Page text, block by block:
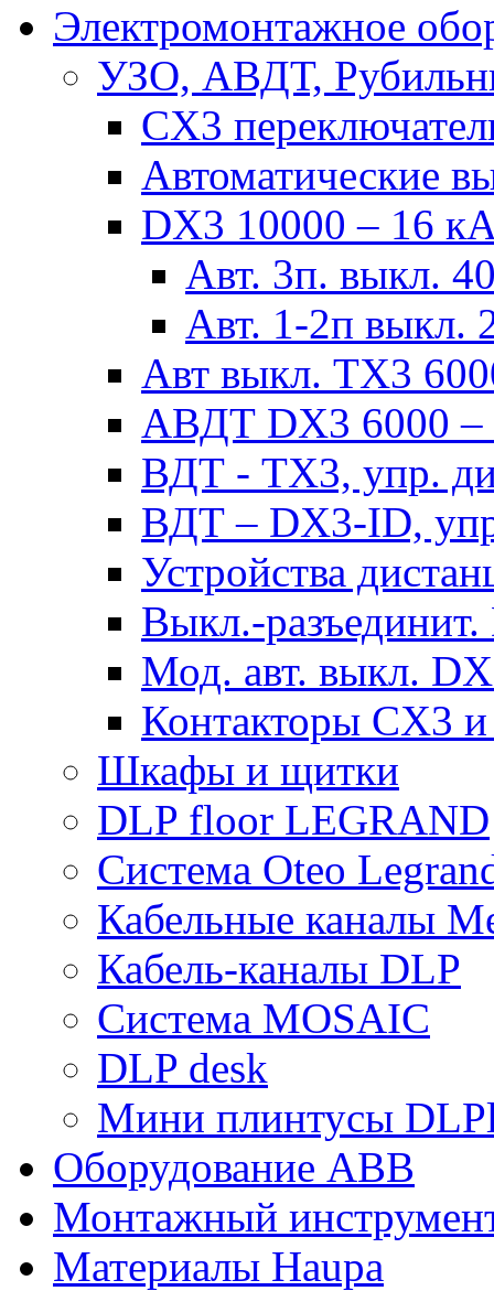
Электромонтажное
УЗО, АВДТ,
CX3
Автоматические
DX3 10000 – 16
Авт. 3п. выкл.
Авт. 1-2п выкл.
Авт выкл. TX3
АВДТ DX3 6000 –
ВДТ - TX3, упр.
ВДТ – DX3-ID,
Устройства
Выкл.-
Мод. авт. выкл.
Контакторы CX3 и
Шкафы и щитки
DLP floor LEGRAND
Система Oteo
Кабельные каналы
Кабель-каналы DLP
Система MOSAIC
DLP desk
Мини плинтусы
Оборудование ABB
Монтажный
Материалы Haupa